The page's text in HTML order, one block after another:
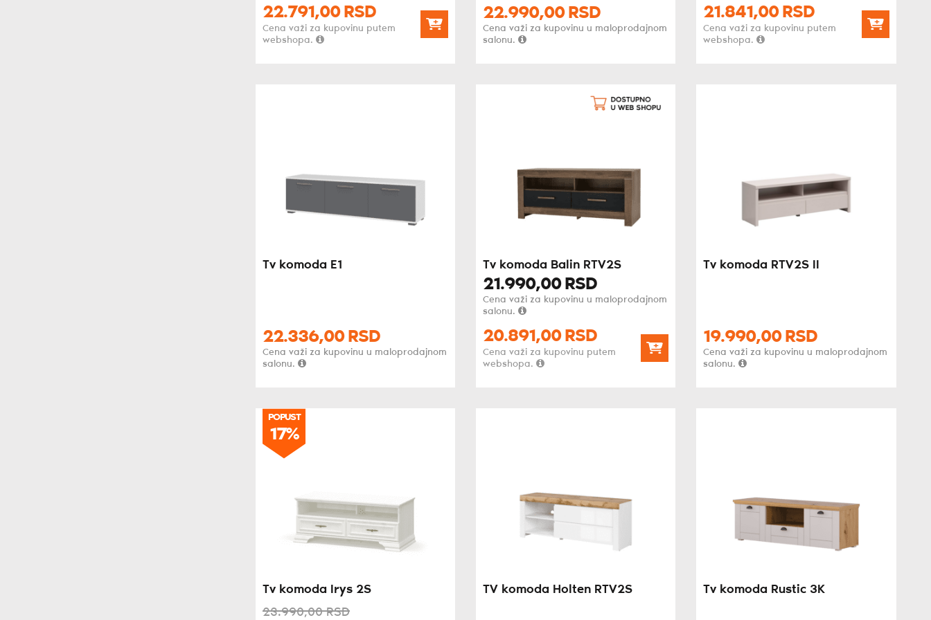
22.791,00 RSD
Cena važi za kupovinu putem
webshopa.
22.990,00 RSD
Cena važi za kupovinu u maloprodajnom
salonu.
21.841,00 RSD
Cena važi za kupovinu putem
webshopa.
Tv komoda E1
22.336,00 RSD
Cena važi za kupovinu u maloprodajnom
salonu.
Tv komoda Balin RTV2S
21.990,00 RSD
Cena važi za kupovinu u maloprodajnom
salonu.
20.891,00 RSD
Cena važi za kupovinu putem
webshopa.
Tv komoda RTV2S II
19.990,00 RSD
Cena važi za kupovinu u maloprodajnom
salonu.
POPUST
17%
Tv komoda Irys 2S
23.990,00 RSD
TV komoda Holten RTV2S Tv komoda Rustic 3K